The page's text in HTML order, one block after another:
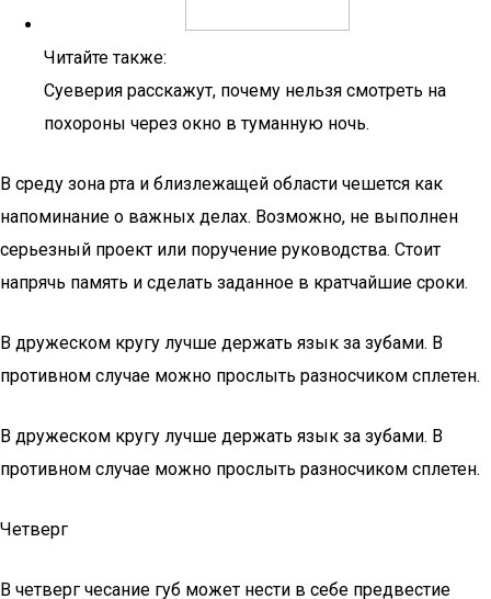
Читайте также:
Суеверия расскажут, почему нельзя смотреть на
похороны через окно в туманную ночь.
В среду зона рта и близлежащей области чешется как
напоминание о важных делах. Возможно, не выполнен
серьезный проект или поручение руководства. Стоит
напрячь память и сделать заданное в кратчайшие сроки.
В дружеском кругу лучше держать язык за зубами. В
противном случае можно прослыть разносчиком сплетен.
В дружеском кругу лучше держать язык за зубами. В
противном случае можно прослыть разносчиком сплетен.
Четверг
В четверг чесание губ может нести в себе предвестие